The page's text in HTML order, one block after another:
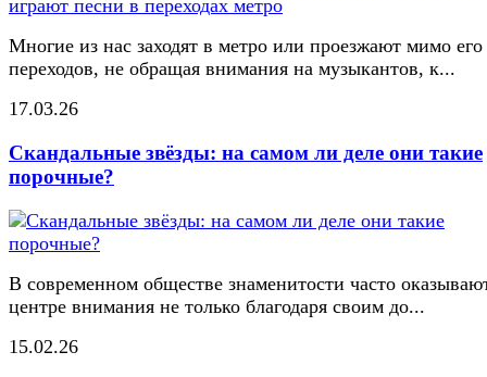
Многие из нас заходят в метро или проезжают мимо его
переходов, не обращая внимания на музыкантов, к...
17.03.26
Скандальные звёзды: на самом ли деле они такие
порочные?
В современном обществе знаменитости часто
центре внимания не только благодаря своим до...
15.02.26